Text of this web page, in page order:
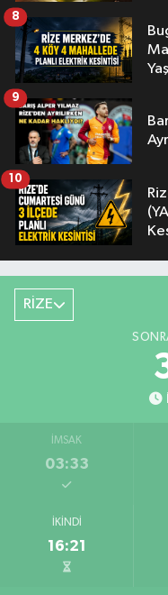
8
9
10
RİZE
İMSAK
03:33
İKINDI
16:21